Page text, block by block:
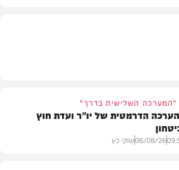
"המערכה השלישית בדרך"
הדרמטית של יו"ר ועדת חוץ
06/08/26שוקי כץ